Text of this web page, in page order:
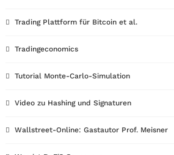
Trading Plattform für Bitcoin et al.
Tradingeconomics
Tutorial Monte-Carlo-Simulation
Video zu Hashing und Signaturen
Wallstreet-Online: Gastautor Prof. Meisner